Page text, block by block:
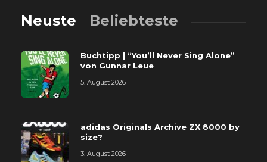
Neuste Beliebteste
Buchtipp | “You’ll Never Sing Alone”
von Gunnar Leue
5. August 2026
adidas Originals Archive ZX 8000 by
size?
3. August 2026